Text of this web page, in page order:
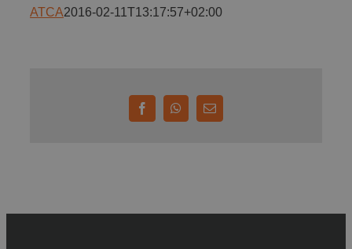
ATCA2016-02-11T13:17:57+02:00
FacebookWhatsApp
E-